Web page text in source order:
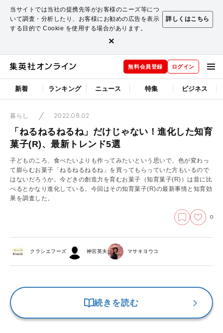
当サイトでは当社の提携先等がお客様のニーズ等につ
いて調査・分析したり、お客様にお勧めの広告を表示
する目的で Cookie を使用する場合があります。
詳しくはこちら
×
無料会員登録 ログイン
新着 ランキング ニュース 特集 ビジネス
暮らし 2022.08.02
「ねるねるねるね」だけじゃない！進化した知育
菓子(R)、最新トレンド5選
子どものころ、食べたいよりも作ってみたいという思いで、色が変わっ
て膨らむお菓子「ねるねるねるね」を買ってもらっていた方もいるので
はないだろうか。今どきの創造力を育むお菓子（知育菓子(R)）は昔に比
べるとかなり進化している。今回はその知育菓子(R)の最新事情と知育効
果を調査した。
0
クラシエフーズ 神宮英夫 マサキヨウコ
続きを読む